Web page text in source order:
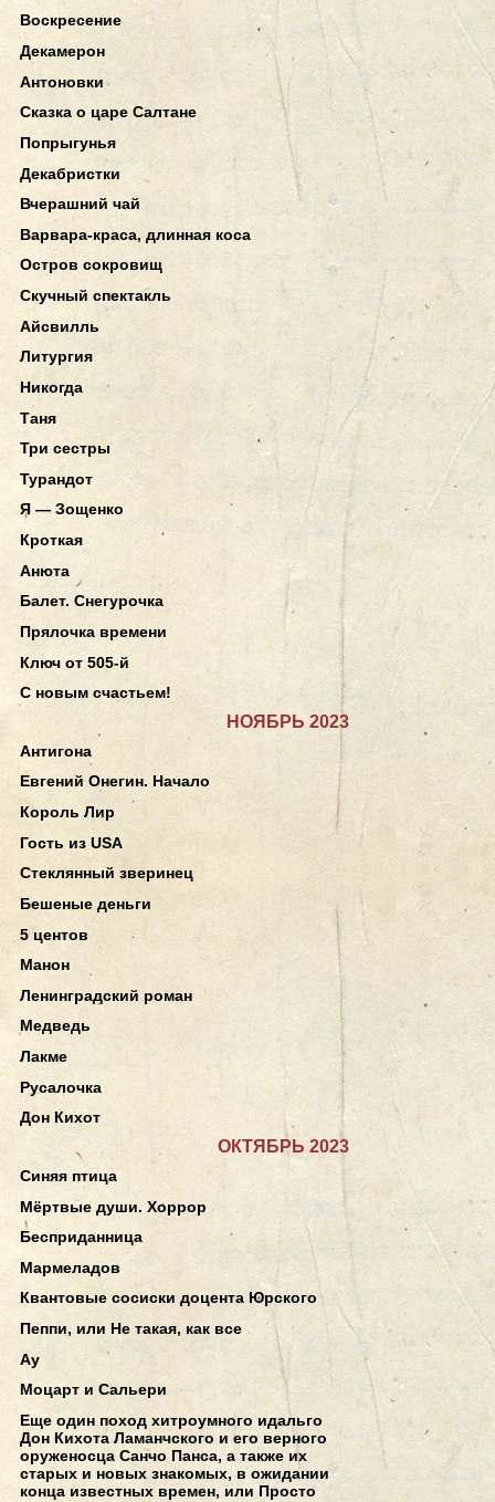
Воскресение
Декамерон
Антоновки
Сказка о царе Салтане
Попрыгунья
Декабристки
Вчерашний чай
Варвара-краса, длинная коса
Остров сокровищ
Скучный спектакль
Айсвилль
Литургия
Никогда
Таня
Три сестры
Турандот
Я — Зощенко
Кроткая
Анюта
Балет. Снегурочка
Прялочка времени
Ключ от 505-й
С новым счастьем!
НОЯБРЬ 2023
Антигона
Евгений Онегин. Начало
Король Лир
Гость из USA
Стеклянный зверинец
Бешеные деньги
5 центов
Манон
Ленинградский роман
Медведь
Лакме
Русалочка
Дон Кихот
ОКТЯБРЬ 2023
Синяя птица
Мёртвые души. Хоррор
Бесприданница
Мармеладов
Квантовые сосиски доцента Юрского
Пеппи, или Не такая, как все
Ау
Моцарт и Сальери
Еще один поход хитроумного идальго
Дон Кихота Ламанчского и его верного
оруженосца Санчо Панса, а также их
старых и новых знакомых, в ожидании
конца известных времен, или Просто